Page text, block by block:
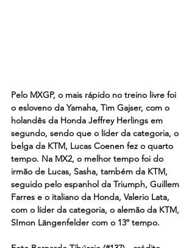
Pelo MXGP, o mais rápido no treino livre foi
o esloveno da Yamaha, Tim Gajser, com o
holandês da Honda Jeffrey Herlings em
segundo, sendo que o líder da categoria, o
belga da KTM, Lucas Coenen fez o quarto
tempo. Na MX2, o melhor tempo foi do
irmão de Lucas, Sasha, também da KTM,
seguido pelo espanhol da Triumph, Guillem
Farres e o italiano da Honda, Valerio Lata,
com o líder da categoria, o alemão da KTM,
SImon Längenfelder com o 13º tempo.